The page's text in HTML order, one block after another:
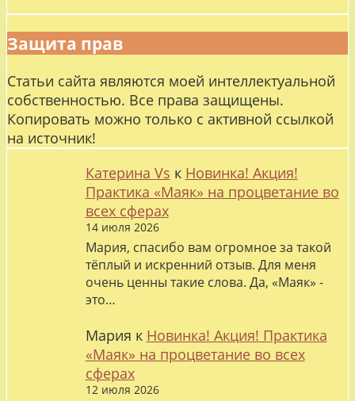
Защита прав
Статьи сайта являются моей интеллектуальной
собственностью. Все права защищены.
Копировать можно только с активной ссылкой
на источник!
Катерина Vs к Новинка! Акция!
Практика «Маяк» на процветание во
всех сферах
14 июля 2026
Мария, спасибо вам огромное за такой
тёплый и искренний отзыв. Для меня
очень ценны такие слова. Да, «Маяк» -
это…
Мария к Новинка! Акция! Практика
«Маяк» на процветание во всех
сферах
12 июля 2026